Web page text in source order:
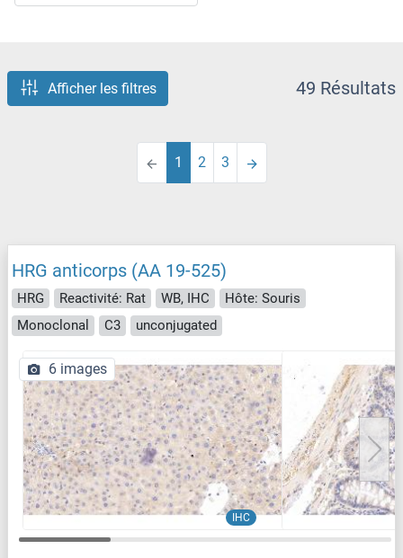
Afficher les filtres 49 Résultats
1 2 3
HRG anticorps (AA 19-525)
HRG Reactivité: Rat WB, IHC
Hôte: Souris
Monoclonal
C3 unconjugated
IHC
6 images